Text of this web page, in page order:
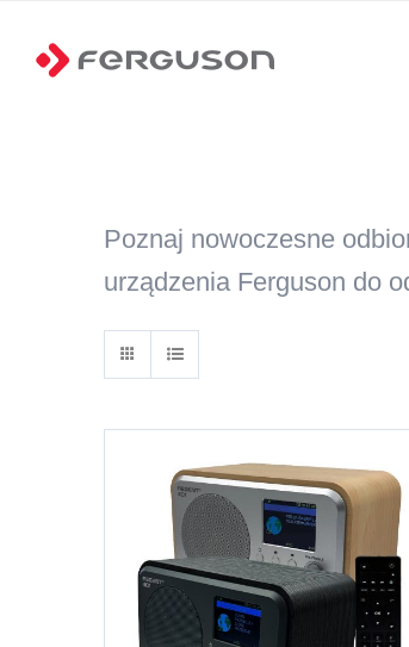
Poznaj nowoczesne
urządzenia Ferguson do
SZCZEGÓŁY